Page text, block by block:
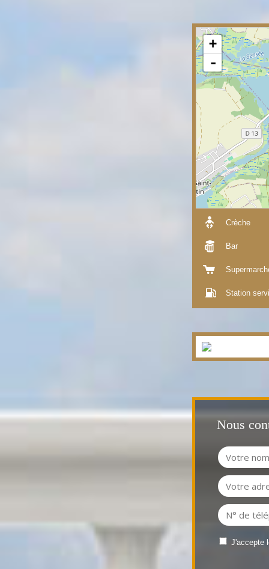
+
-
Crèche
Bar
Station
Nous
J'accepte